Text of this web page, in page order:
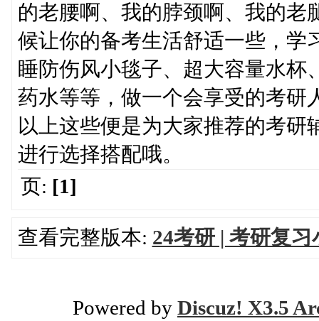
的老腰啊、我的脖颈啊、我的老
候让你的备考生活舒适一些，学
睡防伤风小毯子、超大容量水杯
药水等等，做一个会享受的考研
以上这些便是为大家推荐的考
进行选择搭配哦。
页: [1]
查看完整版本: 24考研 | 考研复
Powered by Discuz! X3.5